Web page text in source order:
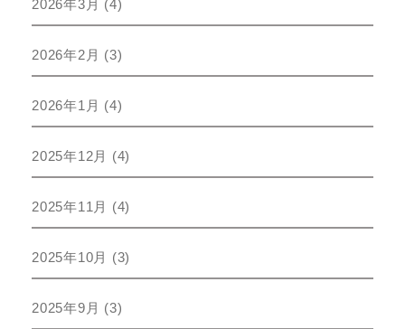
2026年3月 (4)
2026年2月 (3)
2026年1月 (4)
2025年12月 (4)
2025年11月 (4)
2025年10月 (3)
2025年9月 (3)